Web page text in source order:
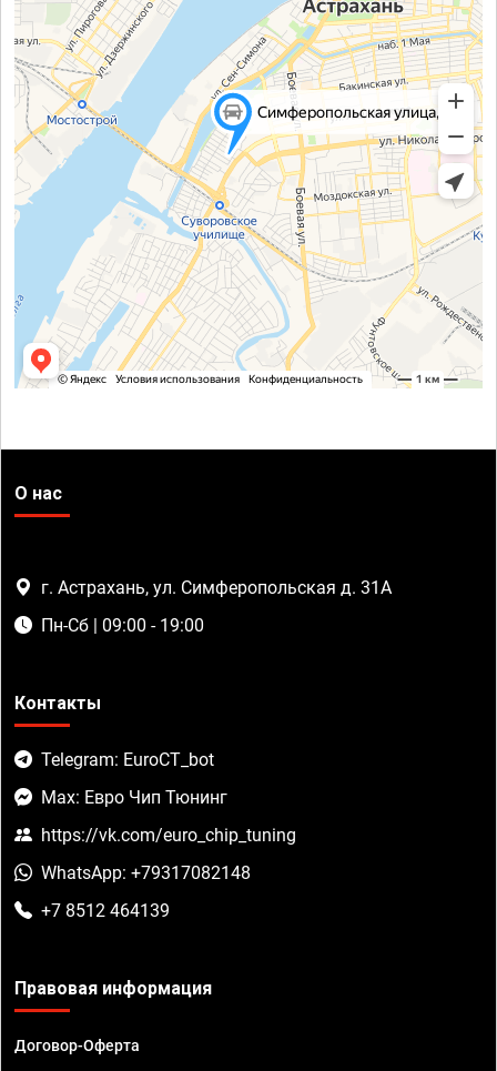
О нас
г. Астрахань, ул. Симферопольская д. 31А
Пн-Сб | 09:00 - 19:00
Контакты
Telegram: EuroCT_bot
Max: Евро Чип Тюнинг
https://vk.com/euro_chip_tuning
WhatsApp: +79317082148
+7 8512 464139
Правовая информация
Договор-Оферта